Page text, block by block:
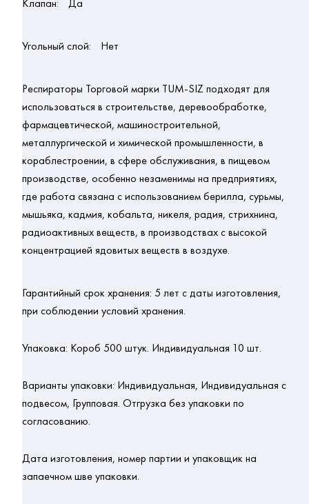
Клапан: Да
Угольный слой: Нет
Респираторы Торговой марки TUM-SIZ подходят для
использоваться в строительстве, деревообработке,
фармацевтической, машиностроительной,
металлургической и химической промышленности, в
кораблестроении, в сфере обслуживания, в пищевом
производстве, особенно незаменимы на предприятиях,
где работа связана с использованием берилла, сурьмы,
мышьяка, кадмия, кобальта, никеля, радия, стрихнина,
радиоактивных веществ, в производствах с высокой
концентрацией ядовитых веществ в воздухе.
Гарантийный срок хранения: 5 лет с даты изготовления,
при соблюдении условий хранения.
Упаковка: Короб 500 штук. Индивидуальная 10 шт.
Варианты упаковки: Индивидуальная, Индивидуальная с
подвесом, Групповая. Отгрузка без упаковки по
согласованию.
Дата изготовления, номер партии и упаковщик на
запаечном шве упаковки.